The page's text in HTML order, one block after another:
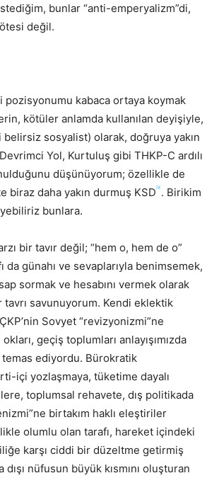
bunlar “anti-emperyalizm”di,
ötesi değil.
pozisyonumu kabaca ortaya koymak
kötüler anlamda kullanılan deyişiyle,
belirsiz sosyalist) olarak, doğruya yakın
Yol, Kurtuluş gibi THKP-C ardılı
düşünüyorum; özellikle de
biraz daha yakın durmuş KSDix . Birikim
bunlara.
bir tavır değil; “hem o, hem de o”
da günahı ve sevaplarıyla benimsemek,
sormak ve hesabını vermek olarak
savunuyorum. Kendi eklektik
Sovyet “revizyonizmi”ne
geçiş toplumları anlayışımızda
ediyordu. Bürokratik
içi yozlaşmaya, tüketime dayalı
toplumsal rehavete, dış politikada
birtakım haklı eleştiriler
olumlu olan tarafı, hareket içindeki
karşı ciddi bir düzeltme getirmiş
dışı nüfusun büyük kısmını oluşturan